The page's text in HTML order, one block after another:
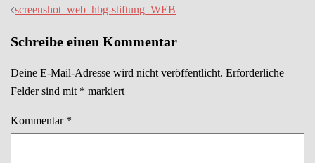
screenshot_web_hbg-stiftung_WEB
Schreibe einen Kommentar
Deine E-Mail-Adresse wird nicht veröffentlicht. Erforderliche
Felder sind mit * markiert
Kommentar *